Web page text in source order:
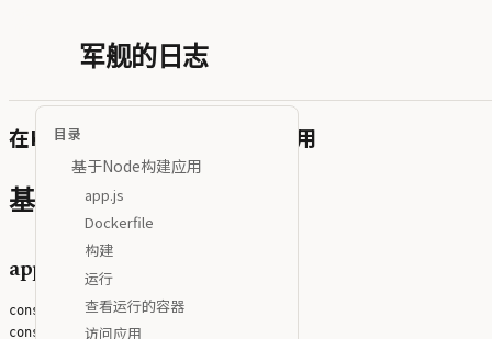
军舰的日志
目录
基于Node构建应用
app.js
Dockerfile
构建
运行
查看运行的容器
访问应用
在Kubernetes上运行第一个应用
基于Node构建应用
app.js
const http = require('http');
const os = require('os');